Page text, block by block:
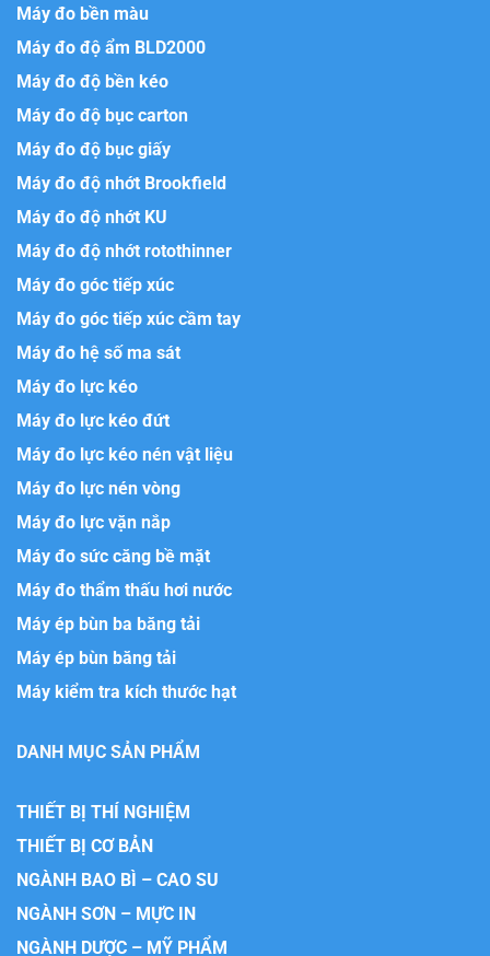
Máy đo bền màu
Máy đo độ ẩm BLD2000
Máy đo độ bền kéo
Máy đo độ bục carton
Máy đo độ bục giấy
Máy đo độ nhớt Brookfield
Máy đo độ nhớt KU
Máy đo độ nhớt rotothinner
Máy đo góc tiếp xúc
Máy đo góc tiếp xúc cầm tay
Máy đo hệ số ma sát
Máy đo lực kéo
Máy đo lực kéo đứt
Máy đo lực kéo nén vật liệu
Máy đo lực nén vòng
Máy đo lực vặn nắp
Máy đo sức căng bề mặt
Máy đo thẩm thấu hơi nước
Máy ép bùn ba băng tải
Máy ép bùn băng tải
Máy kiểm tra kích thước hạt
DANH MỤC SẢN PHẨM
THIẾT BỊ THÍ NGHIỆM
THIẾT BỊ CƠ BẢN
NGÀNH BAO BÌ – CAO SU
NGÀNH SƠN – MỰC IN
NGÀNH DƯỢC – MỸ PHẨM